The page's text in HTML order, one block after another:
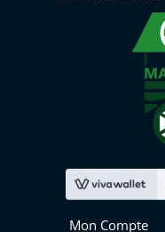
Mon Compte